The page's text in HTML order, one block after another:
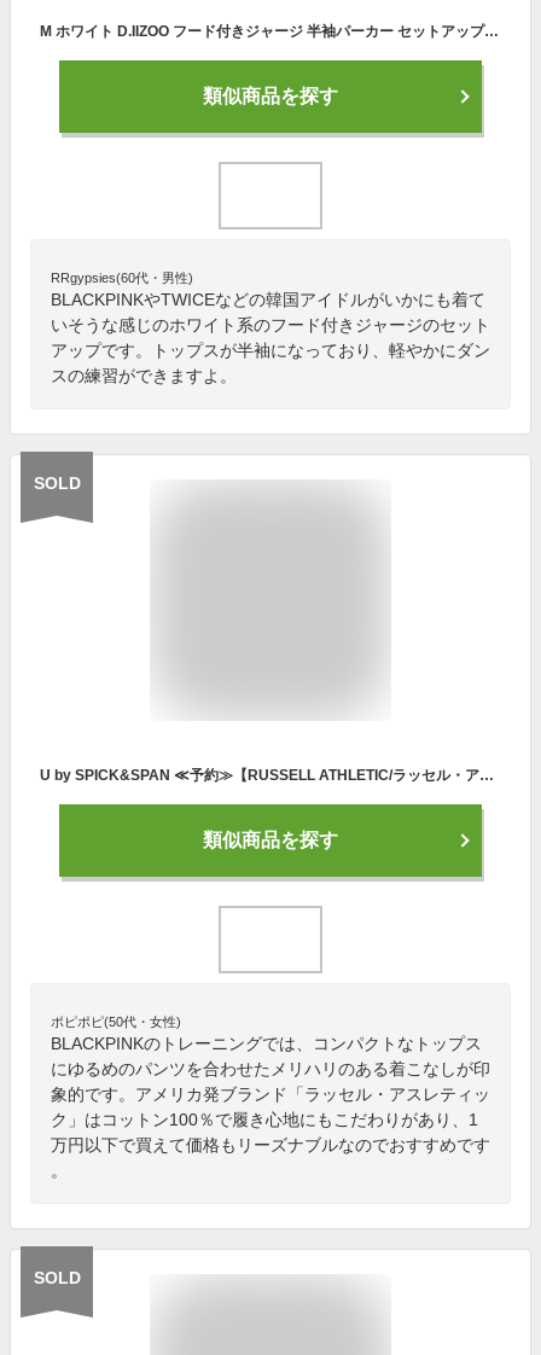
M ホワイト D.IIZOO フード付きジャージ 半袖パーカー セットアップ レディース スウェット 上下2点セット ゆったり 大きいサイズ 春夏服 スポーツウェア ルーム ダンス ウェア 部屋着 カジュアル おしゃれ シンプル 可愛い 韓国風 おしゃれ
類似商品を探す
RRgypsies(60代・男性)
BLACKPINKやTWICEなどの韓国アイドルがいかにも着て
いそうな感じのホワイト系のフード付きジャージのセット
アップです。トップスが半袖になっており、軽やかにダン
スの練習ができますよ。
SOLD
U by SPICK&SPAN ≪予約≫【RUSSELL ATHLETIC/ラッセル・アスレティック】 ECO-Blend Sweat Pants ユーバイスピックアンドスパン パンツ ジャージ・スウェットパンツ グレー ブラウン【送料無料】
類似商品を探す
ポピポピ(50代・女性)
BLACKPINKのトレーニングでは、コンパクトなトップス
にゆるめのパンツを合わせたメリハリのある着こなしが印
象的です。アメリカ発ブランド「ラッセル・アスレティッ
ク」はコットン100％で履き心地にもこだわりがあり、1
万円以下で買えて価格もリーズナブルなのでおすすめです
。
SOLD